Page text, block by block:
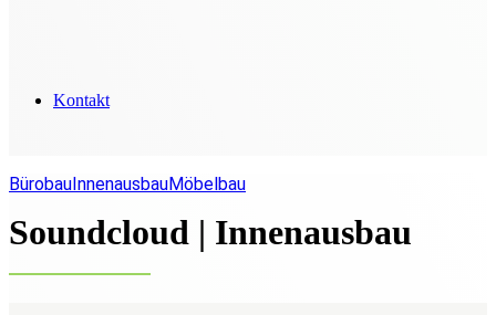
Kontakt
BürobauInnenausbauMöbelbau
Soundcloud | Innenausbau